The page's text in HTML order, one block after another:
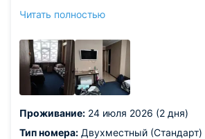
почти рукой подать, можно
своя ванная комната + полотенца и ср.
телевизор, холодильник,
Персонал вежливый, спасибо
рекомендовать Вас и если вновь решу
Из недостатков: хотелось бы помягче
Читать полностью
Проживание: 24 июля 2026 (2 дня)
Тип номера: Двухместный (Стандарт)